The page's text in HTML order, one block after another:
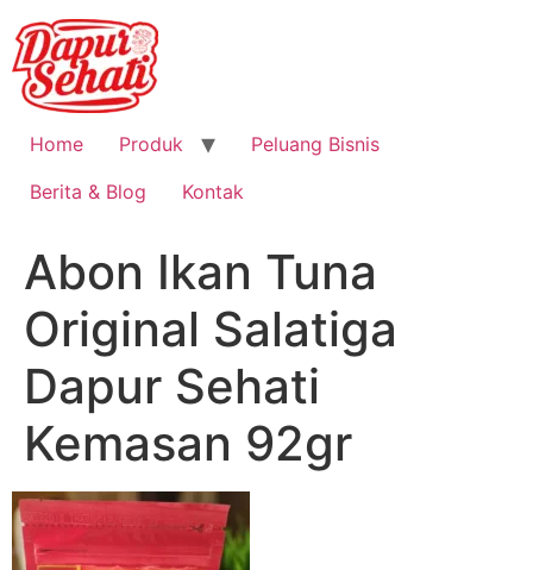
Home Produk
Peluang Bisnis
Berita & Blog
Kontak
Abon Ikan Tuna
Original Salatiga
Dapur Sehati
Kemasan 92gr